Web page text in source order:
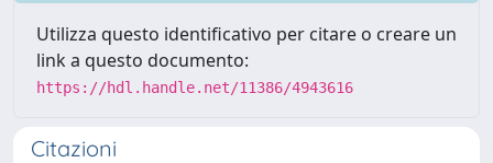
Utilizza questo identificativo per citare o creare un
link a questo documento:
https://hdl.handle.net/11386/4943616
Citazioni